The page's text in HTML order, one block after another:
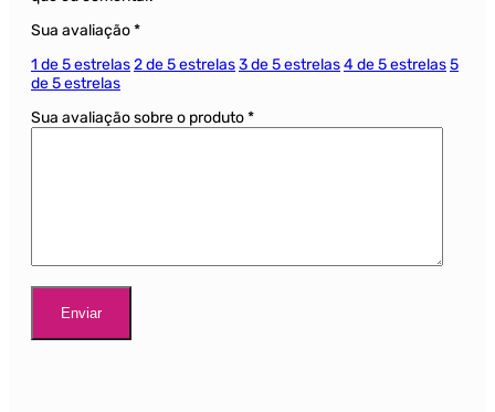
Sua avaliação*
1 de 5 estrelas2 de 5 estrelas3 de 5 estrelas4 de 5 estrelas5
de 5 estrelas
Sua avaliação sobre o produto*